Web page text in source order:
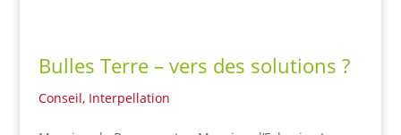
Bulles Terre – vers des solutions ?
Conseil, Interpellation